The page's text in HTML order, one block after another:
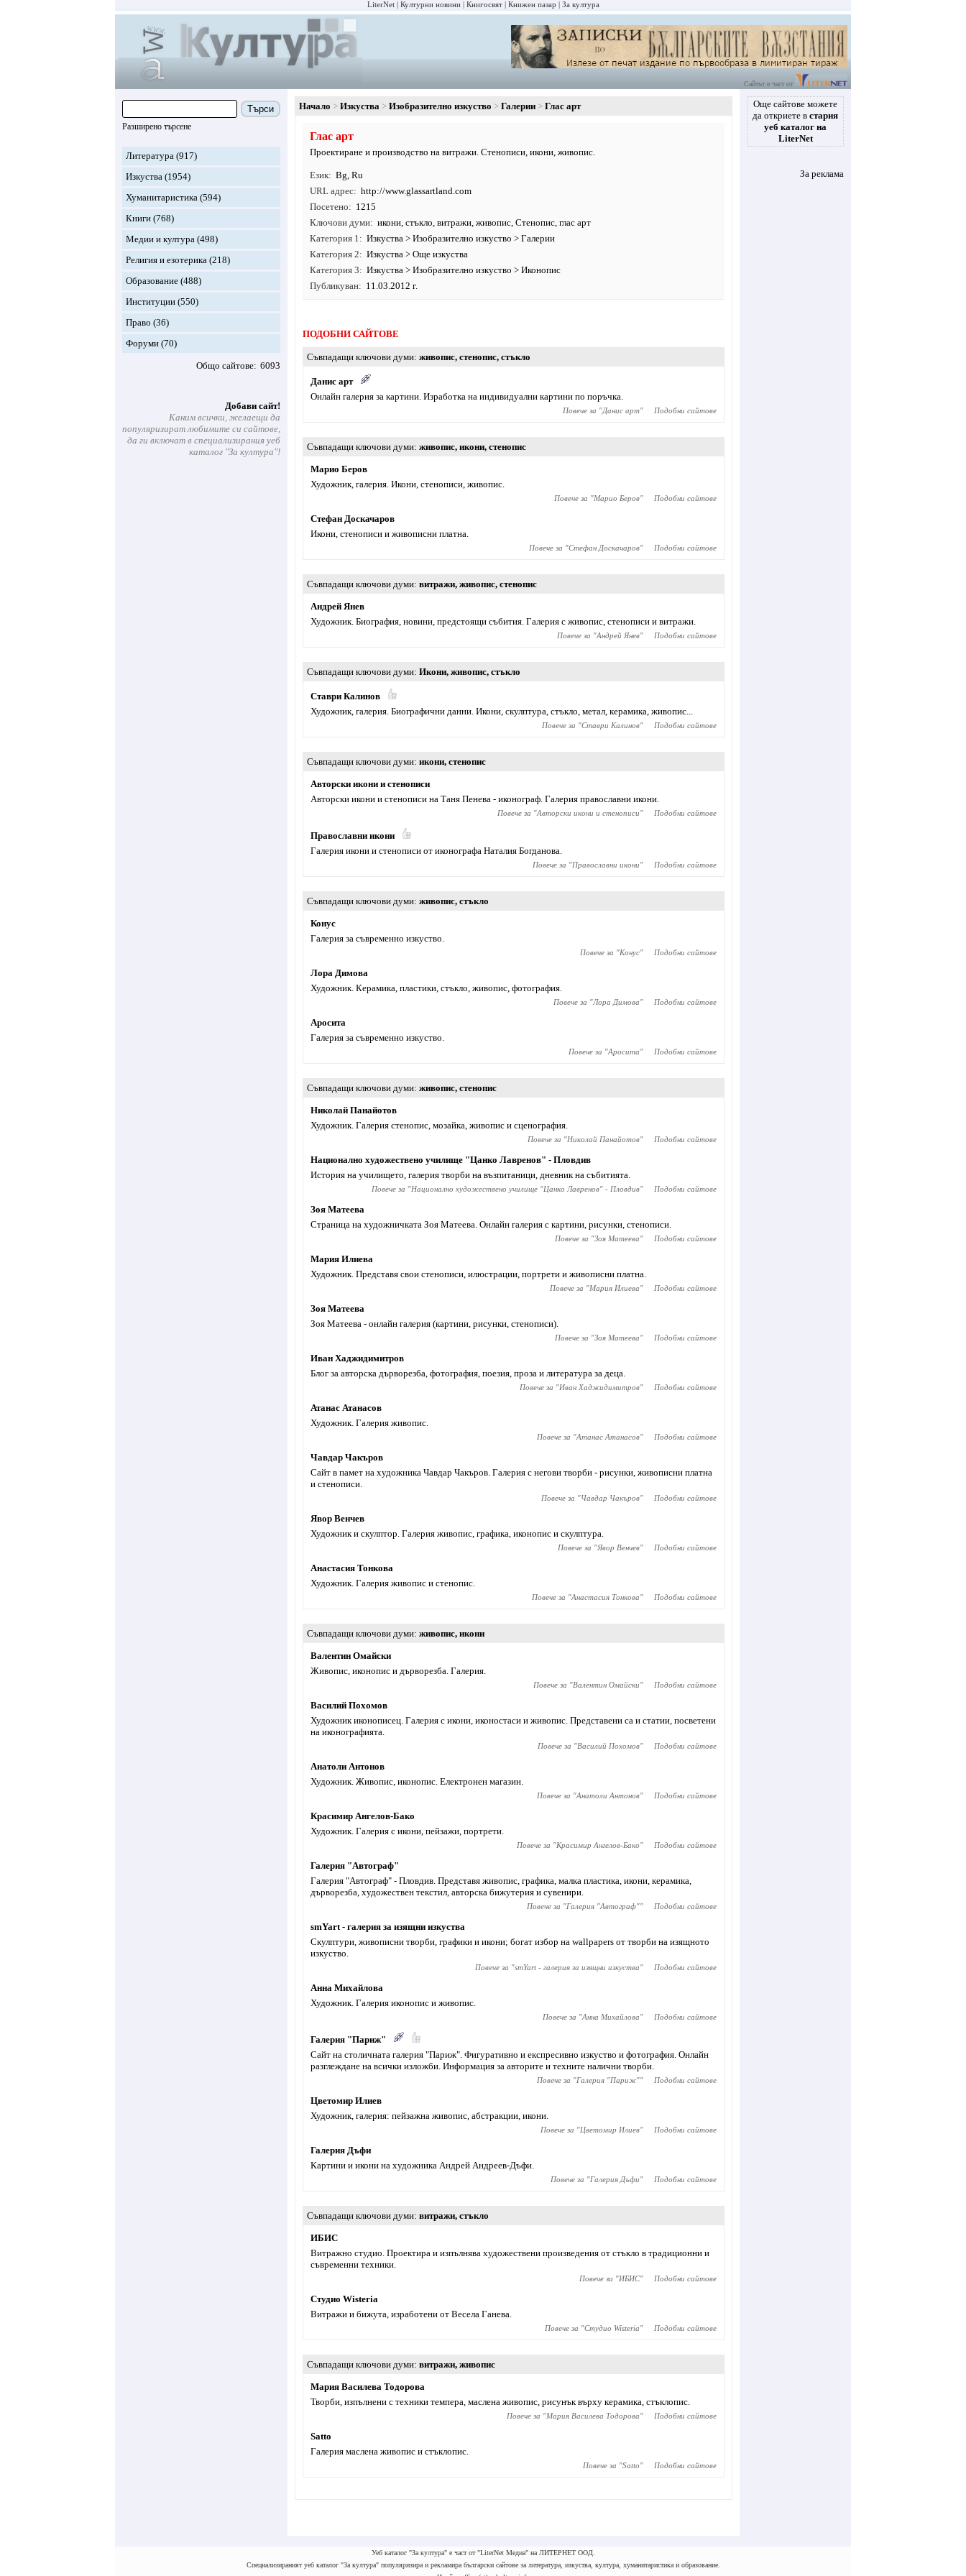
LiterNet Културни новини Книгосвят Книжен пазар За култура
Сайтът е част от
Търси
Разширено търсене
Литература (917)
Изкуства (1954)
Хуманитаристика (594)
Книги (768)
Медии и култура (498)
Религия и езотерика (218)
Образование (488)
Институции (550)
Право (36)
Форуми (70)
Общо сайтове 6093
Добави сайт!
Каним всички, желаещи да
популяризират любимите си сайтове,
да ги включат в специализирания уеб
каталог "За култура"!
Начало Изкуства Изобразително изкуство Галерии Глас арт
Глас арт
Проектиране и производство на витражи. Стенописи, икони, живопис.
Език Bg, Ru
URL адрес
http://www.glassartland.com
Посетено
1215
Ключови думи
икони, стъкло, витражи, живопис, Стенопис, глас арт
Категория 1
Изкуства > Изобразително изкуство > Галерии
Категория 2
Изкуства > Още изкуства
Категория 3
Изкуства > Изобразително изкуство > Иконопис
Публикуван
11.03.2012 г.
ПОДОБНИ САЙТОВЕ
Съвпадащи ключови думи живопис, стенопис, стъкло
Данис арт
Онлайн галерия за картини. Изработка на индивидуални картини по поръчка.
Повече за "Данис арт" Подобни сайтове
Съвпадащи ключови думи живопис, икони, стенопис
Марио Беров
Художник, галерия. Икони, стенописи, живопис.
Повече за "Марио Беров" Подобни сайтове
Стефан Доскачаров
Икони, стенописи и живописни платна.
Повече за "Стефан Доскачаров" Подобни сайтове
Съвпадащи ключови думи витражи, живопис, стенопис
Андрей Янев
Художник. Биография, новини, предстоящи събития. Галерия с живопис, стенописи и витражи.
Повече за "Андрей Янев" Подобни сайтове
Съвпадащи ключови думи Икони, живопис, стъкло
Ставри Калинов
Художник, галерия. Биографични данни. Икони, скулптура, стъкло, метал, керамика, живопис...
Повече за "Ставри Калинов" Подобни сайтове
Съвпадащи ключови думи икони, стенопис
Авторски икони и стенописи
Авторски икони и стенописи на Таня Пенева - иконограф. Галерия православни икони.
Повече за "Авторски икони и стенописи" Подобни сайтове
Православни икони
Галерия икони и стенописи от иконографа Наталия Богданова.
Повече за "Православни икони" Подобни сайтове
Съвпадащи ключови думи живопис, стъкло
Конус
Галерия за съвременно изкуство.
Повече за "Конус" Подобни сайтове
Лора Димова
Художник. Керамика, пластики, стъкло, живопис, фотография.
Повече за "Лора Димова" Подобни сайтове
Аросита
Галерия за съвременно изкуство.
Повече за "Аросита" Подобни сайтове
Съвпадащи ключови думи живопис, стенопис
Николай Панайотов
Художник. Галерия стенопис, мозайка, живопис и сценография.
Повече за "Николай Панайотов" Подобни сайтове
Национално художествено училище "Цанко Лавренов" - Пловдив
История на училището, галерия творби на възпитаници, дневник на събитията.
Повече за "Национално художествено училище "Цанко Лавренов" - Пловдив" Подобни сайтове
Зоя Матеева
Страница на художничката Зоя Матеева. Онлайн галерия с картини, рисунки, стенописи.
Повече за "Зоя Матеева" Подобни сайтове
Мария Илиева
Художник. Представя свои стенописи, илюстрации, портрети и живописни платна.
Повече за "Мария Илиева" Подобни сайтове
Зоя Матеева
Зоя Матеева - онлайн галерия (картини, рисунки, стенописи).
Повече за "Зоя Матеева" Подобни сайтове
Иван Хаджидимитров
Блог за авторска дърворезба, фотография, поезия, проза и литература за деца.
Повече за "Иван Хаджидимитров" Подобни сайтове
Атанас Атанасов
Художник. Галерия живопис.
Повече за "Атанас Атанасов" Подобни сайтове
Чавдар Чакъров
Сайт в памет на художника Чавдар Чакъров. Галерия с негови творби - рисунки, живописни платна
и стенописи.
Повече за "Чавдар Чакъров" Подобни сайтове
Явор Венчев
Художник и скулптор. Галерия живопис, графика, иконопис и скулптура.
Повече за "Явор Венчев" Подобни сайтове
Анастасия Тонкова
Художник. Галерия живопис и стенопис.
Повече за "Анастасия Тонкова" Подобни сайтове
Съвпадащи ключови думи живопис, икони
Валентин Омайски
Живопис, иконопис и дърворезба. Галерия.
Повече за "Валентин Омайски" Подобни сайтове
Василий Похомов
Художник иконописец. Галерия с икони, иконостаси и живопис. Представени са и статии, посветени
на иконографията.
Повече за "Василий Похомов" Подобни сайтове
Анатоли Антонов
Художник. Живопис, иконопис. Електронен магазин.
Повече за "Анатоли Антонов" Подобни сайтове
Красимир Ангелов-Бако
Художник. Галерия с икони, пейзажи, портрети.
Повече за "Красимир Ангелов-Бако" Подобни сайтове
Галерия "Автограф"
Галерия "Автограф" - Пловдив. Представя живопис, графика, малка пластика, икони, керамика,
дърворезба, художествен текстил, авторска бижутерия и сувенири.
Повече за "Галерия "Автограф"" Подобни сайтове
smYart - галерия за изящни изкуства
Скулптури, живописни творби, графики и икони; богат избор на wallpapers от творби на изящното
изкуство.
Повече за "smYart - галерия за изящни изкуства" Подобни сайтове
Анна Михайлова
Художник. Галерия иконопис и живопис.
Повече за "Анна Михайлова" Подобни сайтове
Галерия "Париж"
Сайт на столичната галерия "Париж". Фигуративно и експресивно изкуство и фотография. Онлайн
разглеждане на всички изложби. Информация за авторите и техните налични творби.
Повече за "Галерия "Париж"" Подобни сайтове
Цветомир Илиев
Художник, галерия: пейзажна живопис, абстракции, икони.
Повече за "Цветомир Илиев" Подобни сайтове
Галерия Дъфи
Картини и икони на художника Андрей Андреев-Дъфи.
Повече за "Галерия Дъфи" Подобни сайтове
Съвпадащи ключови думи витражи, стъкло
ИБИС
Витражно студио. Проектира и изпълнява художествени произведения от стъкло в традиционни и
съвременни техники.
Повече за "ИБИС" Подобни сайтове
Студио Wisteria
Витражи и бижута, изработени от Весела Ганева.
Повече за "Студио Wisteria" Подобни сайтове
Съвпадащи ключови думи витражи, живопис
Мария Василева Тодорова
Творби, изпълнени с техники темпера, маслена живопис, рисунък върху керамика, стъклопис.
Повече за "Мария Василева Тодорова" Подобни сайтове
Satto
Галерия маслена живопис и стъклопис.
Повече за "Satto" Подобни сайтове
Още сайтове можете
да откриете в стария
уеб каталог на
LiterNet
За реклама
Уеб каталог "За култура" е част от "LiterNet Медиа" на ЛИТЕРНЕТ ООД.
Специализираният уеб каталог "За култура" популяризира и рекламира български сайтове за литература, изкуства, култура, хуманитаристика и образование.